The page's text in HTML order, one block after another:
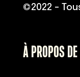
©2022 –
À PROPOS